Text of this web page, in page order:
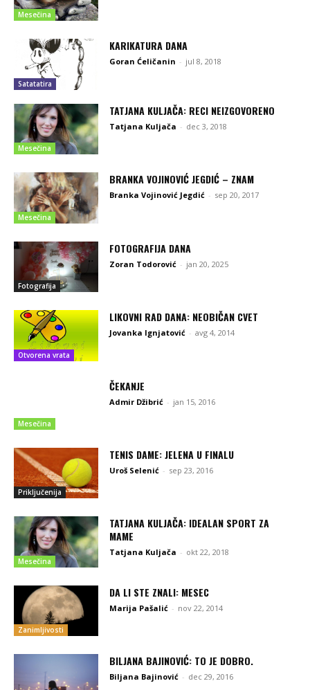
Mesečina
Satatatira
KARIKATURA DANA
Goran Ćeličanin - jul 8, 2018
Mesečina
TATJANA KULJAČA: RECI NEIZGOVORENO
Tatjana Kuljača - dec 3, 2018
Mesečina
BRANKA VOJINOVIĆ JEGDIĆ – ZNAM
Branka Vojinović Jegdić - sep 20, 2017
Fotografija
FOTOGRAFIJA DANA
Zoran Todorović - jan 20, 2025
Otvorena vrata
LIKOVNI RAD DANA: NEOBIČAN CVET
Jovanka Ignjatović - avg 4, 2014
Mesečina
ČEKANJE
Admir Džibrić - jan 15, 2016
Priključenija
TENIS DAME: JELENA U FINALU
Uroš Selenić - sep 23, 2016
Mesečina
TATJANA KULJAČA: IDEALAN SPORT ZA
MAME
Tatjana Kuljača - okt 22, 2018
Zanimljivosti
DA LI STE ZNALI: MESEC
Marija Pašalić - nov 22, 2014
BILJANA BAJINOVIĆ: TO JE DOBRO.
Biljana Bajinović - dec 29, 2016